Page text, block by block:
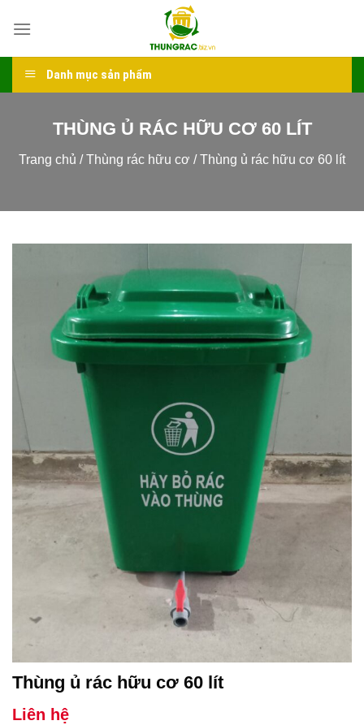
Danh mục sản phẩm
THÙNG Ủ RÁC HỮU CƠ 60 LÍT
Trang chủ /Thùng rác hữu cơ /Thùng ủ rác hữu cơ 60 lít
Thùng ủ rác hữu cơ 60 lít
Liên hệ